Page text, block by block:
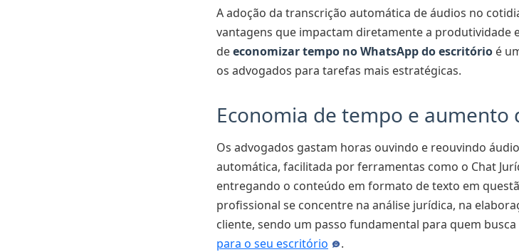
A adoção da transcrição automática de áudios no
vantagens que impactam diretamente a produtividade
deeconomizar tempo no WhatsApp do escritório é
os advogados para tarefas mais estratégicas.
Economia de tempo e
Os advogados gastam horas ouvindo e reouvindo
automática, facilitada por ferramentas como o Chat
entregando o conteúdo em formato de texto em
profissional se concentre na análise jurídica, na
cliente, sendo um passo fundamental para quem busca
para o seu escritório
.